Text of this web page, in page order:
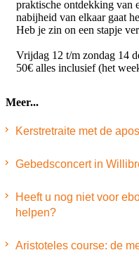
praktische ontdekking van
nabijheid van elkaar gaat
Heb je zin on een stapje
Vrijdag 12 t/m zondag 14
50€ alles inclusief (het
Meer...
Kerstretraite met de
Gebedsconcert in
Heeft u nog niet voor
helpen?
Aristoteles course: de